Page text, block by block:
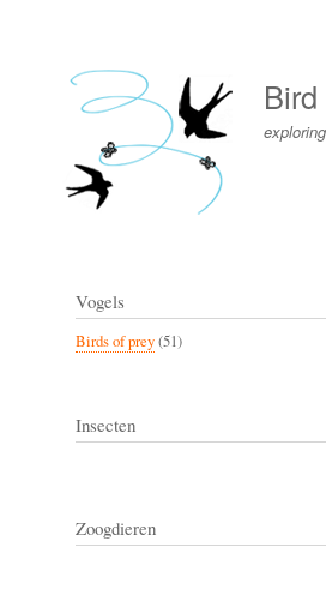
menu
Vogels
Birds of prey(51)
Insecten
Zoogdieren